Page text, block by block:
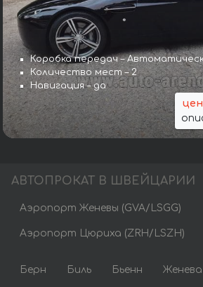
Коробка передач –
Количество мест – 2
Навигация – да
АВТОПРОКАТ В ШВЕЙЦАРИИ
Аэропорт Женевы (GVA/LSGG)
Аэропорт Цюриха (ZRH/LSZH)
Берн Биль Бьенн Женева